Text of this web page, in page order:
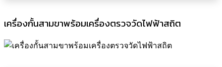
เครื่องกั้นสามขาพร้อมเครื่องตรวจวัดไฟฟ้าสถิต